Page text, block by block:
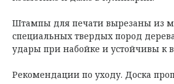
Штампы для печати вырезаны из
специальных твердых пород
удары при набойке и устойчивы к
Рекомендации по уходу. Доска